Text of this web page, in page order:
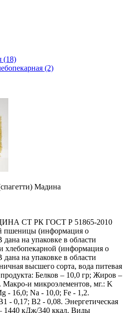
(18)
(2)
Мадина
СТ РК ГОСТ Р 51865-2010
пшеницы (информация о
на упаковке в области
хлебопекарной (информация о
на упаковке в области
высшего сорта, вода питевая
Белков – 10,0 гр; Жиров –
Макро-и микроэлементов, мг.: K
- 16,0; Na - 10,0; Fe - 1,2.
- 0,17; B2 - 0,08. Энергетическая
1440 кДж/340 ккал. Виды